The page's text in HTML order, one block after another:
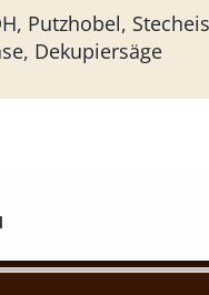
Putzhobel,
Dekupiersäge